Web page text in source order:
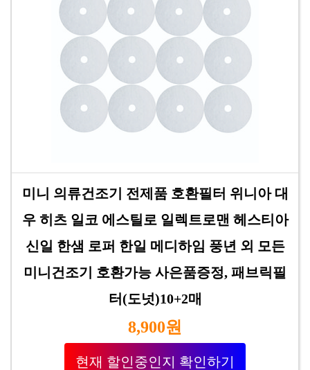
미니 의류건조기 전제품 호환필터 위니아 대
우 히츠 일코 에스틸로 일렉트로맨 헤스티아
신일 한샘 로퍼 한일 메디하임 풍년 외 모든
미니건조기 호환가능 사은품증정, 패브릭필
터(도넛)10+2매
8,900원
현재 할인중인지 확인하기